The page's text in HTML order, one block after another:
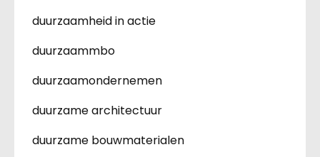
duurzaamheid in actie
duurzaammbo
duurzaamondernemen
duurzame architectuur
duurzame bouwmaterialen